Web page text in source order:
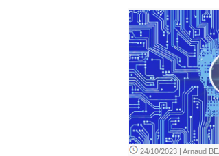
24/10/2023 | Arnaud